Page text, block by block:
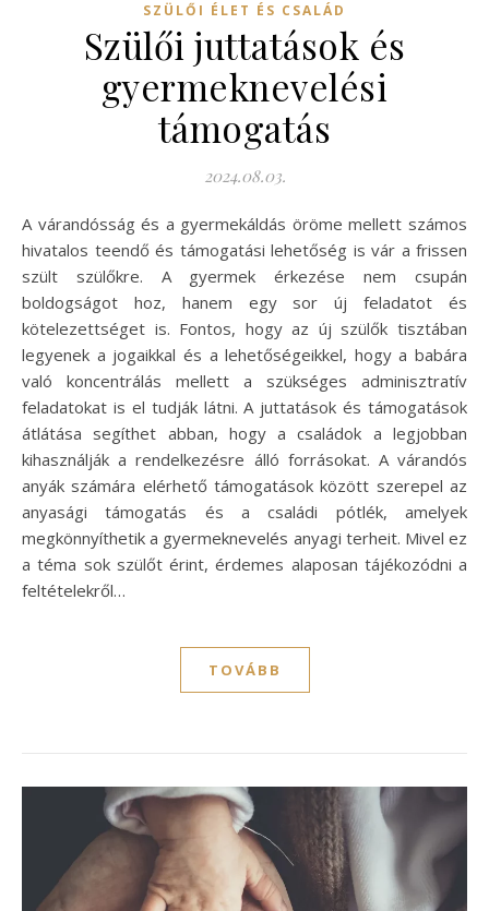
SZÜLŐI ÉLET ÉS CSALÁD
Szülői juttatások és
gyermeknevelési
támogatás
2024.08.03.
A várandósság és a gyermekáldás öröme mellett számos
hivatalos teendő és támogatási lehetőség is vár a frissen
szült szülőkre. A gyermek érkezése nem csupán
boldogságot hoz, hanem egy sor új feladatot és
kötelezettséget is. Fontos, hogy az új szülők tisztában
legyenek a jogaikkal és a lehetőségeikkel, hogy a babára
való koncentrálás mellett a szükséges adminisztratív
feladatokat is el tudják látni. A juttatások és támogatások
átlátása segíthet abban, hogy a családok a legjobban
kihasználják a rendelkezésre álló forrásokat. A várandós
anyák számára elérhető támogatások között szerepel az
anyasági támogatás és a családi pótlék, amelyek
megkönnyíthetik a gyermeknevelés anyagi terheit. Mivel ez
a téma sok szülőt érint, érdemes alaposan tájékozódni a
feltételekről…
TOVÁBB